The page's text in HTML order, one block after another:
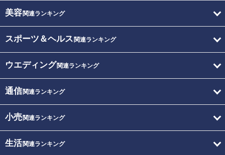
美容関連ランキング
スポーツ＆ヘルス 関連ランキング
ウエディング関連ランキング
通信関連ランキング
小売関連ランキング
生活関連ランキング